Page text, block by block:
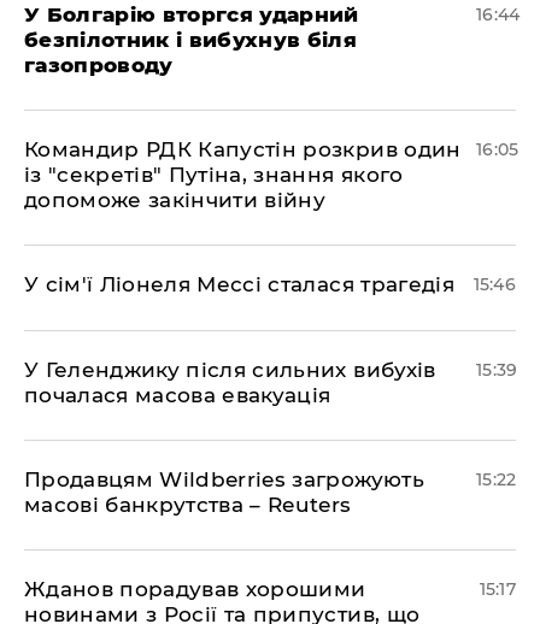
У Болгарію вторгся ударний
безпілотник і вибухнув біля
газопроводу
16:44
Командир РДК Капустін розкрив один
із "секретів" Путіна, знання якого
допоможе закінчити війну
16:05
У сім'ї Ліонеля Мессі сталася трагедія 15:46
У Геленджику після сильних вибухів
почалася масова евакуація
15:39
Продавцям Wildberries загрожують
масові банкрутства – Reuters
15:22
Жданов порадував хорошими
новинами з Росії та припустив, що
15:17